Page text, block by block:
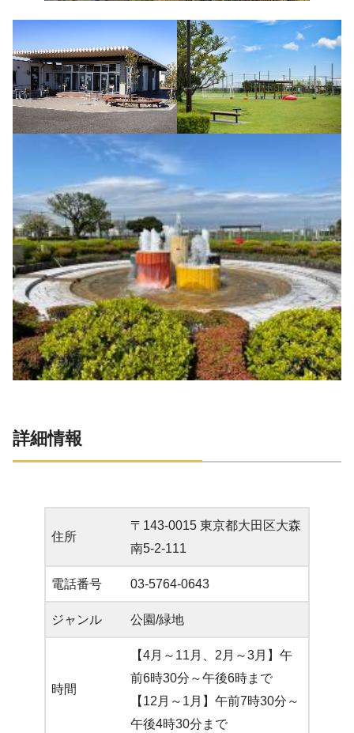
詳細情報
住所
〒143-0015 東京都大田区大森
南5-2-111
電話番号 03-5764-0643
ジャンル 公園/緑地
時間
【4月～11月、2月～3月】午
前6時30分～午後6時まで
【12月～1月】午前7時30分～
午後4時30分まで